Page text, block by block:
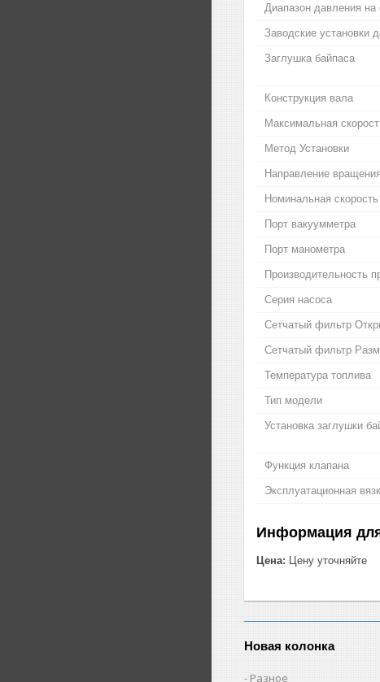
Диапазон давления
Заводские установки
Заглушка байпаса
Конструкция вала
Максимальная
Метод Установки
Направление
Номинальная
Порт вакуумметра
Порт манометра
Производительность
Серия насоса
Сетчатый фильтр
Сетчатый фильтр
Температура топлива
Тип модели
Установка заглушки
Функция клапана
Эксплуатационная
Информация
Цена: Цену уточняйте
Новая колонка
Разное